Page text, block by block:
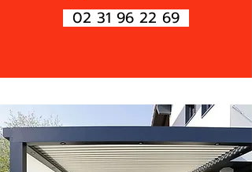
02 31 96 22 69